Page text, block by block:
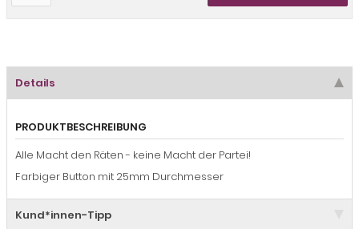
Details
PRODUKTBESCHREIBUNG
Alle Macht den Räten - keine Macht der Partei!
Farbiger Button mit 25mm Durchmesser
Kund*innen-Tipp